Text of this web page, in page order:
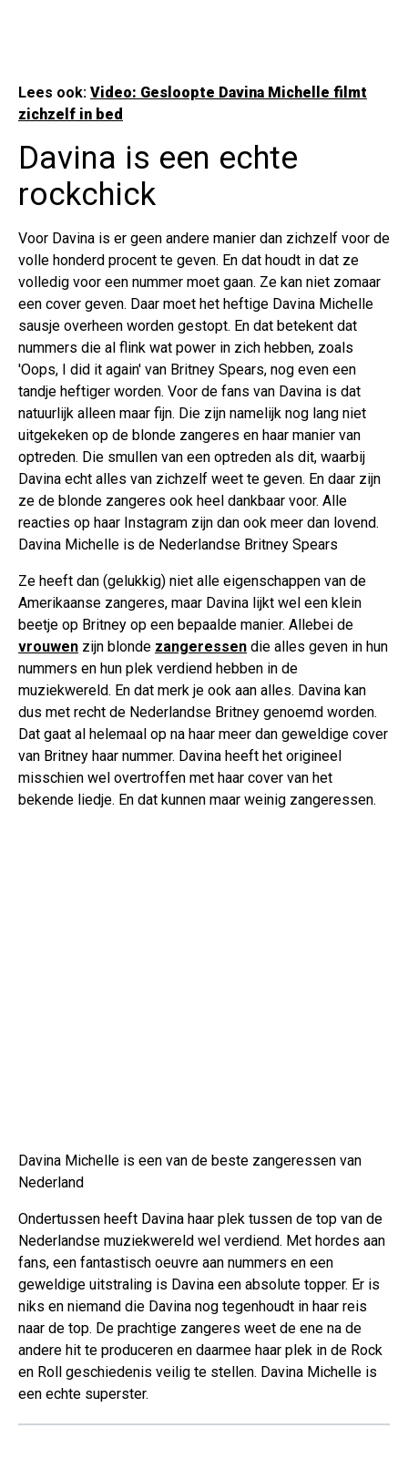
Lees ook: Video: Gesloopte Davina Michelle filmt
zichzelf in bed
Davina is een echte
rockchick
Voor Davina is er geen andere manier dan zichzelf voor de
volle honderd procent te geven. En dat houdt in dat ze
volledig voor een nummer moet gaan. Ze kan niet zomaar
een cover geven. Daar moet het heftige Davina Michelle
sausje overheen worden gestopt. En dat betekent dat
nummers die al flink wat power in zich hebben, zoals
'Oops, I did it again' van Britney Spears, nog even een
tandje heftiger worden. Voor de fans van Davina is dat
natuurlijk alleen maar fijn. Die zijn namelijk nog lang niet
uitgekeken op de blonde zangeres en haar manier van
optreden. Die smullen van een optreden als dit, waarbij
Davina echt alles van zichzelf weet te geven. En daar zijn
ze de blonde zangeres ook heel dankbaar voor. Alle
reacties op haar Instagram zijn dan ook meer dan lovend.
Davina Michelle is de Nederlandse Britney Spears
Ze heeft dan (gelukkig) niet alle eigenschappen van de
Amerikaanse zangeres, maar Davina lijkt wel een klein
beetje op Britney op een bepaalde manier. Allebei de
vrouwen zijn blonde zangeressen die alles geven in hun
nummers en hun plek verdiend hebben in de
muziekwereld. En dat merk je ook aan alles. Davina kan
dus met recht de Nederlandse Britney genoemd worden.
Dat gaat al helemaal op na haar meer dan geweldige cover
van Britney haar nummer. Davina heeft het origineel
misschien wel overtroffen met haar cover van het
bekende liedje. En dat kunnen maar weinig zangeressen.
Davina Michelle is een van de beste zangeressen van
Nederland
Ondertussen heeft Davina haar plek tussen de top van de
Nederlandse muziekwereld wel verdiend. Met hordes aan
fans, een fantastisch oeuvre aan nummers en een
geweldige uitstraling is Davina een absolute topper. Er is
niks en niemand die Davina nog tegenhoudt in haar reis
naar de top. De prachtige zangeres weet de ene na de
andere hit te produceren en daarmee haar plek in de Rock
en Roll geschiedenis veilig te stellen. Davina Michelle is
een echte superster.